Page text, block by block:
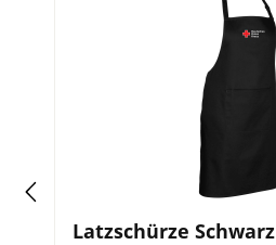
Latzschürze Schwarz